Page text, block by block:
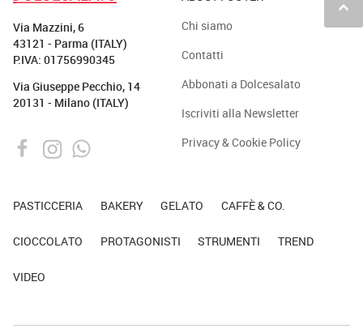
keyboard_arrow_up
Via Mazzini, 6
43121 - Parma (ITALY)
P.IVA: 01756990345
Via Giuseppe Pecchio, 14
20131 - Milano (ITALY)
Chi siamo
Contatti
Abbonati a Dolcesalato
Iscriviti alla Newsletter
Privacy & Cookie Policy
PASTICCERIA BAKERY GELATO CAFFÈ & CO.
CIOCCOLATO PROTAGONISTI STRUMENTI TREND
VIDEO